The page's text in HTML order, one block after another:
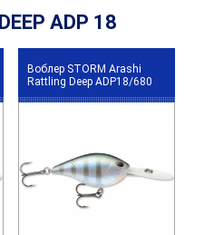
ADP 18
Воблер STORM Arashi
Rattling Deep ADP18/680